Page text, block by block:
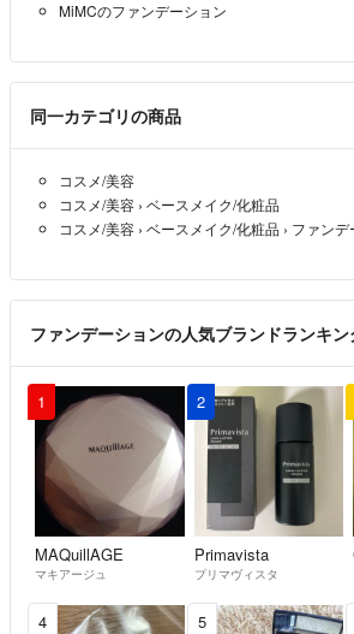
MiMCのファンデーション
同一カテゴリの商品
コスメ/美容
コスメ/美容 › ベースメイク/化粧品
コスメ/美容 › ベースメイク/化粧品 › ファンデ
ファンデーションの人気ブランドランキン
1
MAQuillAGE
マキアージュ
2
Primavista
プリマヴィスタ
4 5